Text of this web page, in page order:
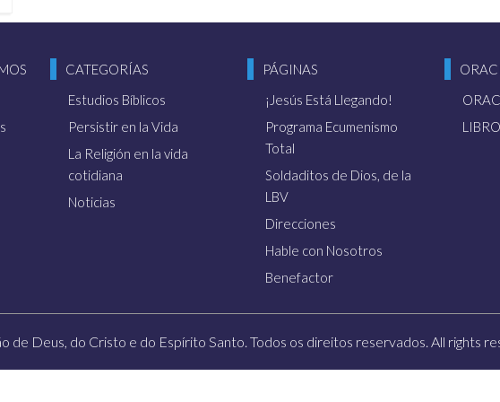
vayan y hagan discípulos en todas las naciones, y
del Padre, y del Hijo, y del Espíritu Santo” (Evangelio
Mateo, 28:19).
, el Hermano Francisco conducirá el11º Congreso
, desde la Iglesia Ecuménica de la Religión Divina
LBV Argentina
CATEGORÍAS
Estudios Bíblicos
Persistir en la Vida
La Religión en la vida
cotidiana
Noticias
PÁGINAS
¡Jesús Está Llegando!
Programa Ecumenismo
Total
Soldaditos de Dios, de la
LBV
Direcciones
Hable con Nosotros
Benefactor
de Deus, do Cristo e do Espírito Santo. Todos os direitos reservados. All rights